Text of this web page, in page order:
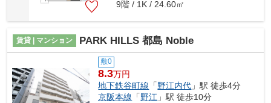
9階 / 1K / 24.60㎡
賃貸 | マンション PARK HILLS 都島 Noble
敷0
8.3万円
地下鉄谷町線 「野江内代 」駅 徒歩4分
京阪本線 「野江 」駅 徒歩10分